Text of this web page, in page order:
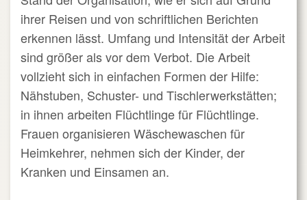
ihrer Reisen und von schriftlichen Berichten
erkennen lässt. Umfang und Intensität der Arbeit
sind größer als vor dem Verbot. Die Arbeit
vollzieht sich in einfachen Formen der Hilfe:
Nähstuben, Schuster- und Tischlerwerkstätten;
in ihnen arbeiten Flüchtlinge für Flüchtlinge.
Frauen organisieren Wäschewaschen für
Heimkehrer, nehmen sich der Kinder, der
Kranken und Einsamen an.